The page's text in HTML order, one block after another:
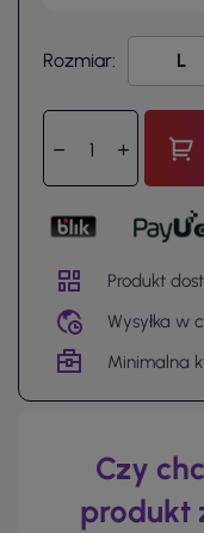
Rozmiar:
Produkt
Wysyłka w
Minimalna
Czy
produkt